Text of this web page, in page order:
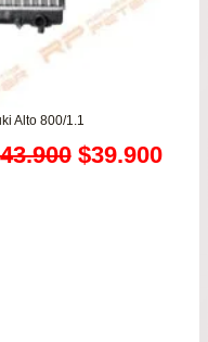
Alto 800/1.1
43.900 El
$39.900El